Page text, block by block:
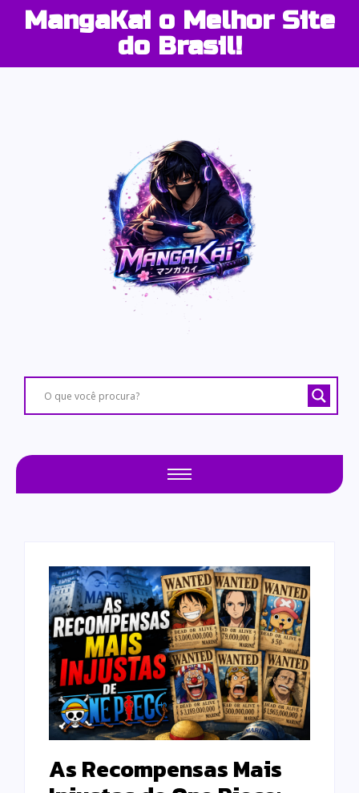
MangaKai o Melhor Site
do Brasil!
As Recompensas Mais